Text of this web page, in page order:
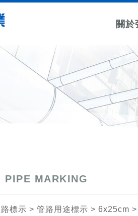
關於
管路用途標
示
6x9cm
6x25cm
管徑尺寸標示
藍底白字
6cm*6cm
紅底白字
所有冰水送風機電動閥所
PIPE MARKING
標示 > 管路用途標示 > 6x25cm